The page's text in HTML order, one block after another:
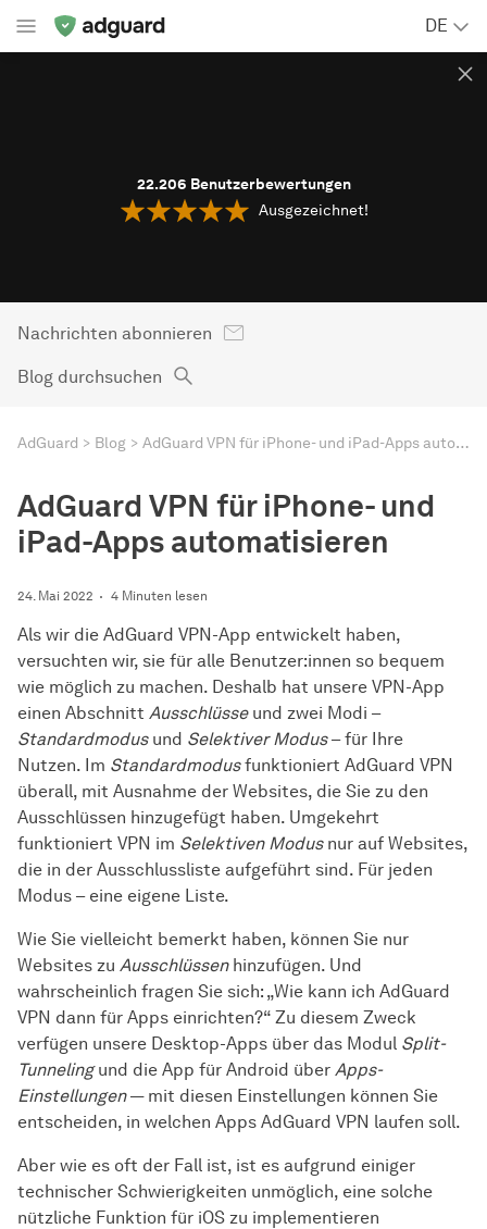
DE
22.206 Benutzerbewertungen
Ausgezeichnet!
Nachrichten abonnieren
Blog durchsuchen
AdGuard Blog AdGuard VPN für iPhone- und iPad-Apps automatisieren
AdGuard VPN für iPhone- und
iPad-Apps automatisieren
24. Mai 2022 4 Minuten lesen
Als wir die AdGuard VPN-App entwickelt haben,
versuchten wir, sie für alle Benutzer:innen so bequem
wie möglich zu machen. Deshalb hat unsere VPN-App
einen Abschnitt Ausschlüsseund zwei Modi –
Standardmodusund Selektiver Modus– für Ihre
Nutzen. Im Standardmodusfunktioniert AdGuard VPN
überall, mit Ausnahme der Websites, die Sie zu den
Ausschlüssen hinzugefügt haben. Umgekehrt
funktioniert VPN im Selektiven Modusnur auf Websites,
die in der Ausschlussliste aufgeführt sind. Für jeden
Modus – eine eigene Liste.
Wie Sie vielleicht bemerkt haben, können Sie nur
Websites zu Ausschlüssenhinzufügen. Und
wahrscheinlich fragen Sie sich: „Wie kann ich AdGuard
VPN dann für Apps einrichten?“ Zu diesem Zweck
verfügen unsere Desktop-Apps über das Modul Split-
Tunnelingund die App für Android über Apps-
Einstellungen— mit diesen Einstellungen können Sie
entscheiden, in welchen Apps AdGuard VPN laufen soll.
Aber wie es oft der Fall ist, ist es aufgrund einiger
technischer Schwierigkeiten unmöglich, eine solche
nützliche Funktion für iOS zu implementieren